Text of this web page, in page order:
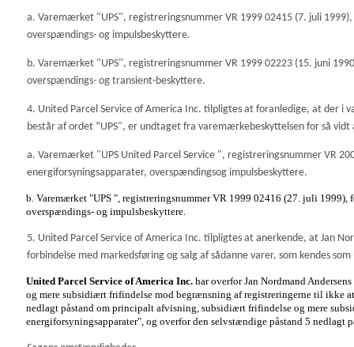
a. Varemærket "UPS", registreringsnummer VR 1999 02415 (7. juli
overspændings- og impulsbeskyttere.
b. Varemærket "UPS", registreringsnummer VR 1999 02223 (15. juni
overspændings- og transient-beskyttere.
4. United Parcel Service of America Inc. tilpligtes at foranledige, at der
består af ordet “UPS", er undtaget fra varemærkebeskyttelsen for så
a. Varemærket "UPS United Parcel Service ", registreringsnummer VR
energiforsyningsapparater, overspændingsog impulsbeskyttere.
b. Varemærket "UPS ", registreringsnummer VR 1999 02416 (27. juli 1999),
overspændings- og impulsbeskyttere.
5. United Parcel Service of America Inc. tilpligtes at anerkende, at Jan
forbindelse med markedsføring og salg af sådanne varer, som kendes
United Parcel Service of America Inc. har overfor Jan Nordmand
og mere subsidiært frifindelse mod begrænsning af registreringerne til ikke
nedlagt påstand om principalt afvisning, subsidiært frifindelse og mere
energiforsyningsapparater", og overfor den selvstændige påstand 5 nedlagt